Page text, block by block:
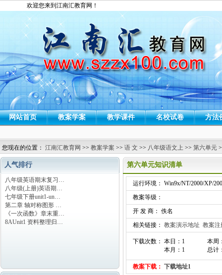
欢迎您来到江南汇教育网！
网站首页 教案学案 教学课件 名校试卷 方法
您现在的位置： 江南汇教育网 >> 教案学案 >> 语 文 >> 八年级语文上 >> 第六单元
人气排行
八年级英语期末复习…
八年级(上册)英语期…
七年级下册unit1-un…
第二章 轴对称图形 …
《一次函数》章末重…
8AUnit1 资料整理归…
第六单元知识清单
运行环境： Win9x/NT/2000/XP/
教案等级：
开 发 商： 佚名
相关链接： 教案演示地址 教案注
下载次数： 本日：1
本月：1
本周
总计
教案下载： 下载地址1